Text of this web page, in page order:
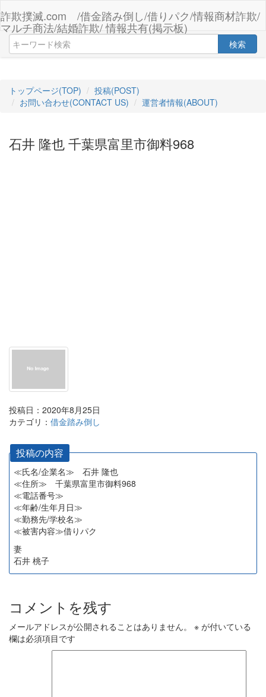
詐欺撲滅.com /借金踏み倒し/借りパク/情報商材詐欺/
マルチ商法/結婚詐欺/ 情報共有(掲示板)
検索
トップページ(TOP)
投稿(POST)
お問い合わせ(CONTACT US)
運営者情報(ABOUT)
石井 隆也 千葉県富里市御料968
投稿日：2020年8月25日
カテゴリ： 借金踏み倒し
投稿の内容
≪氏名/企業名≫ 石井 隆也
≪住所≫ 千葉県富里市御料968
≪電話番号≫
≪年齢/生年月日≫
≪勤務先/学校名≫
≪被害内容≫借りパク
妻
石井 桃子
コメントを残す
メールアドレスが公開されることはありません。 ※ が付いている
欄は必須項目です